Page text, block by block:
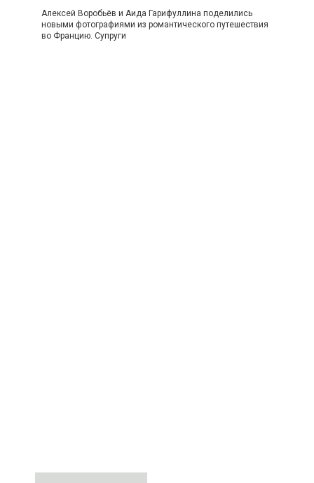
Алексей Воробьёв и Аида Гарифуллина поделились
новыми фотографиями из романтического путешествия
во Францию. Супруги